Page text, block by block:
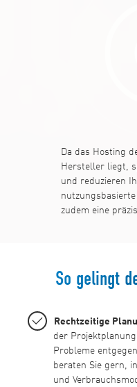
Da das Hosting
Hersteller liegt,
und reduzieren
zudem eine
So gelingt
Rechtzeitige
der
Probleme
beraten Sie gern,
und